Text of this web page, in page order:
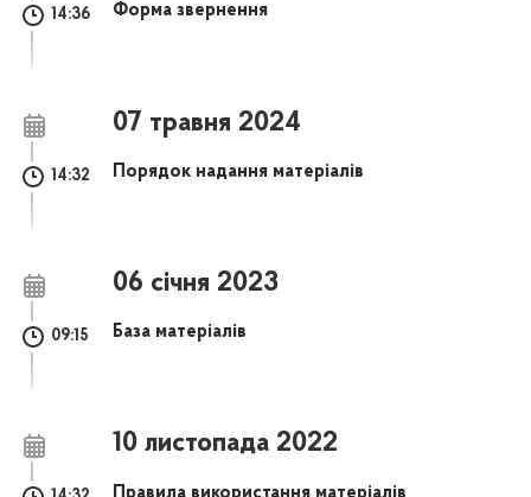
14:36 Форма звернення
07 травня 2024
14:32 Порядок надання матеріалів
06 січня 2023
09:15 База матеріалів
10 листопада 2022
Правила використання матеріалів